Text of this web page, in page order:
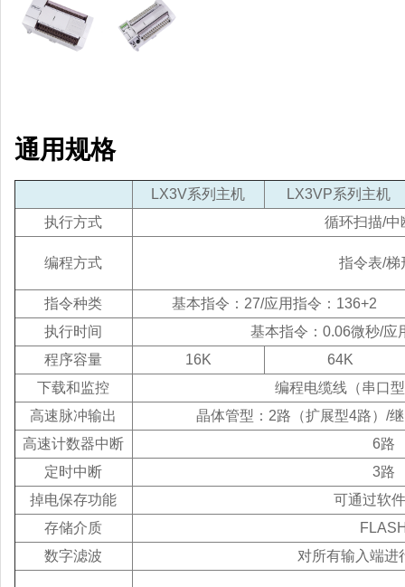
通用规格
LX3V系列主机
LX3VP系列主机
执行方式
循环扫描/中
编程方式 指令表/梯
指令种类
基本指令：27/应用指令：136+2
执行时间
基本指令：0.06微秒/应
程序容量
16K
64K
下载和监控
编程电缆线（串口
高速脉冲输出
晶体管型：2路（扩展型4路）/
高速计数器中断
6路
定时中断
3路
掉电保存功能
可通过软
存储介质
数字滤波
对所有输入端进